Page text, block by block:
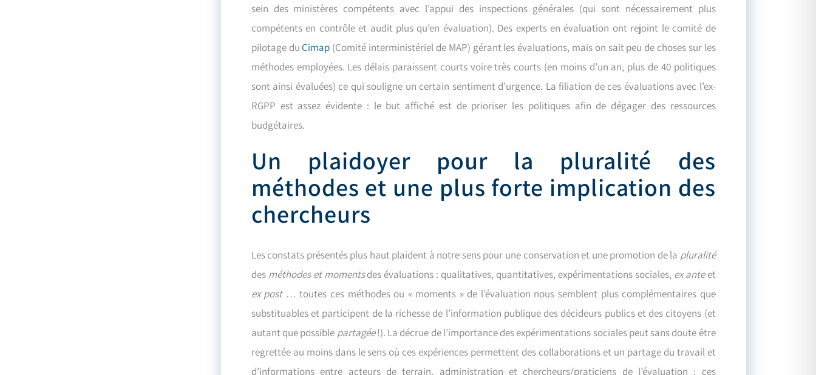
sein des ministères compétents avec l’appui des inspections générales (qui sont nécessairement plus
compétents en contrôle et audit plus qu’en évaluation). Des experts en évaluation ont rejoint le comité de
pilotage du Cimap (Comité interministériel de MAP) gérant les évaluations, mais on sait peu de choses sur les
méthodes employées. Les délais paraissent courts voire très courts (en moins d’un an, plus de 40 politiques
sont ainsi évaluées) ce qui souligne un certain sentiment d’urgence. La filiation de ces évaluations avec l’ex-
RGPP est assez évidente : le but affiché est de prioriser les politiques afin de dégager des ressources
budgétaires.
Un plaidoyer pour la pluralité des
méthodes et une plus forte implication des
chercheurs
Les constats présentés plus haut plaident à notre sens pour une conservation et une promotion de la pluralité
des méthodes et momentsdes évaluations : qualitatives, quantitatives, expérimentations sociales, ex anteet
ex post … toutes ces méthodes ou « moments » de l’évaluation nous semblent plus complémentaires que
substituables et participent de la richesse de l’information publique des décideurs publics et des citoyens (et
autant que possible partagée!). La décrue de l’importance des expérimentations sociales peut sans doute être
regrettée au moins dans le sens où ces expériences permettent des collaborations et un partage du travail et
d’informations entre acteurs de terrain, administration et chercheurs/praticiens de l’évaluation : ces